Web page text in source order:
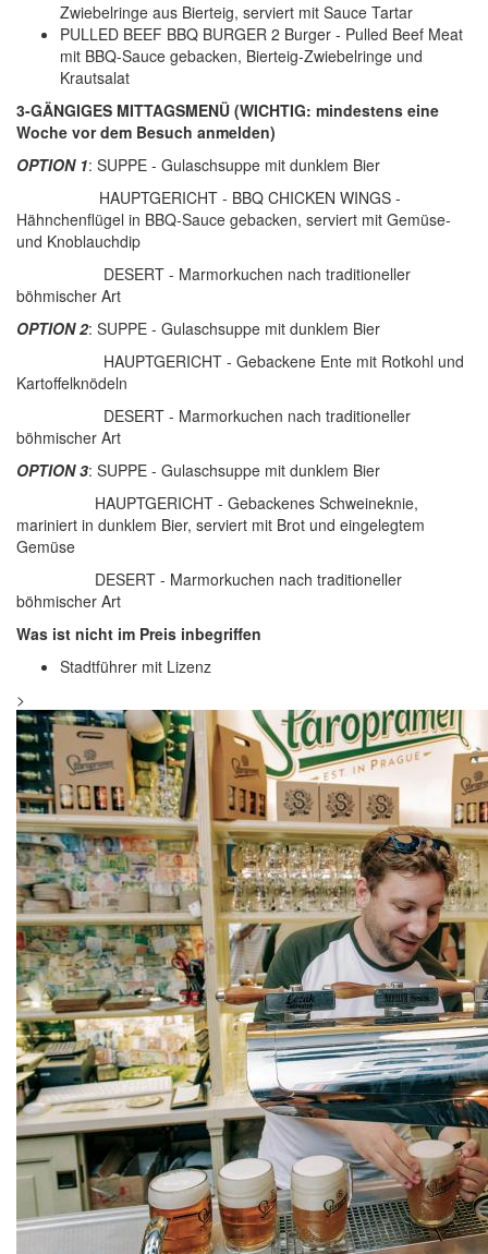
Zwiebelringe aus Bierteig, serviert mit Sauce Tartar
PULLED BEEF BBQ BURGER 2 Burger - Pulled Beef Meat
mit BBQ-Sauce gebacken, Bierteig-Zwiebelringe und
Krautsalat
3-GÄNGIGES MITTAGSMENÜ (WICHTIG: mindestens eine
Woche vor dem Besuch anmelden)
OPTION 1: SUPPE - Gulaschsuppe mit dunklem Bier
HAUPTGERICHT - BBQ CHICKEN WINGS -
Hähnchenflügel in BBQ-Sauce gebacken, serviert mit Gemüse-
und Knoblauchdip
DESERT - Marmorkuchen nach traditioneller
böhmischer Art
OPTION 2: SUPPE - Gulaschsuppe mit dunklem Bier
HAUPTGERICHT - Gebackene Ente mit Rotkohl und
Kartoffelknödeln
DESERT - Marmorkuchen nach traditioneller
böhmischer Art
OPTION 3: SUPPE - Gulaschsuppe mit dunklem Bier
HAUPTGERICHT - Gebackenes Schweineknie,
mariniert in dunklem Bier, serviert mit Brot und eingelegtem
Gemüse
DESERT - Marmorkuchen nach traditioneller
böhmischer Art
Was ist nicht im Preis inbegriffen
Stadtführer mit Lizenz
>